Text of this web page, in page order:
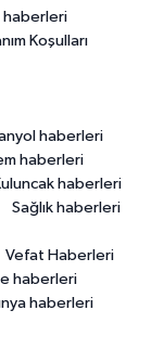
haberleri
Koşulları
haberleri
haberleri
haberleri
Sağlık haberleri
Vefat Haberleri
haberleri
haberleri